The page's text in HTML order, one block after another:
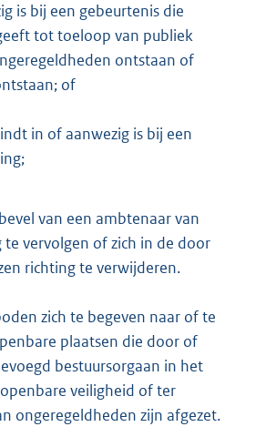
is bij een gebeurtenis die
tot toeloop van publiek
ontstaan of
of
in of aanwezig is bij een
van een ambtenaar van
vervolgen of zich in de door
richting te verwijderen.
zich te begeven naar of te
plaatsen die door of
bestuursorgaan in het
veiligheid of ter
ongeregeldheden zijn afgezet.